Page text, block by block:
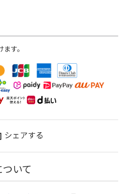
す。
シェアする
いて